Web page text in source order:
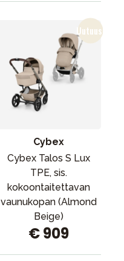
Cybex
Cybex Talos S Lux
TPE, sis.
kokoontaitettavan
vaunukopan (Almond
Beige)
€ 909